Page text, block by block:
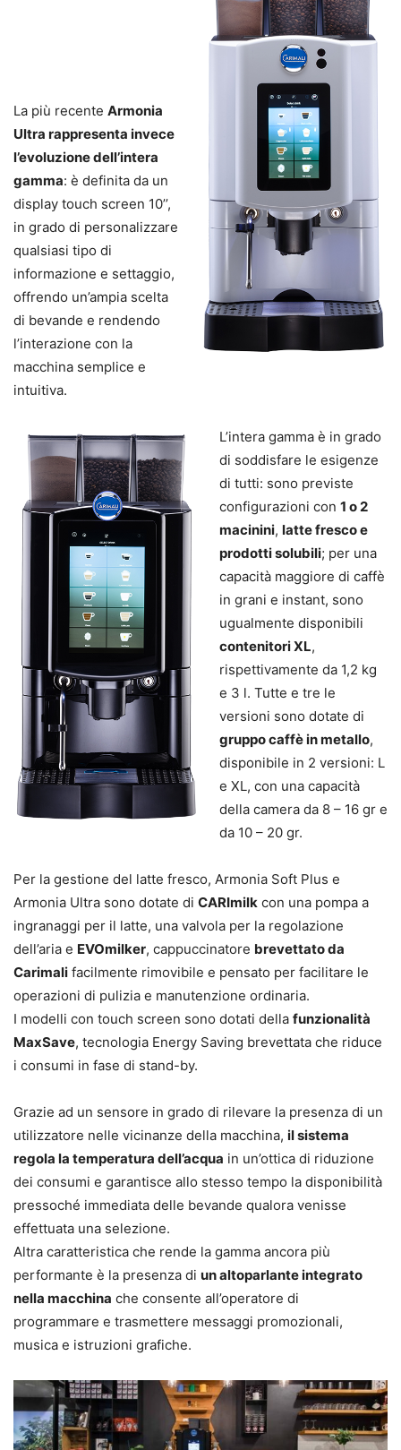
La più recente Armonia
Ultra rappresenta invece
l’evoluzione dell’intera
gamma: è definita da un
display touch screen 10’’,
in grado di personalizzare
qualsiasi tipo di
informazione e settaggio,
offrendo un’ampia scelta
di bevande e rendendo
l’interazione con la
macchina semplice e
intuitiva.
L’intera gamma è in grado
di soddisfare le esigenze
di tutti: sono previste
configurazioni con 1 o 2
macinini, latte fresco e
prodotti solubili; per una
capacità maggiore di caffè
in grani e instant, sono
ugualmente disponibili
contenitori XL,
rispettivamente da 1,2 kg
e 3 l. Tutte e tre le
versioni sono dotate di
gruppo caffè in metallo,
disponibile in 2 versioni: L
e XL, con una capacità
della camera da 8 – 16 gr e
da 10 – 20 gr.
Per la gestione del latte fresco, Armonia Soft Plus e
Armonia Ultra sono dotate di CARImilk con una pompa a
ingranaggi per il latte, una valvola per la regolazione
dell’aria e EVOmilker, cappuccinatore brevettato da
Carimali facilmente rimovibile e pensato per facilitare le
operazioni di pulizia e manutenzione ordinaria.
I modelli con touch screen sono dotati della funzionalità
MaxSave, tecnologia Energy Saving brevettata che riduce
i consumi in fase di stand-by.
Grazie ad un sensore in grado di rilevare la presenza di un
utilizzatore nelle vicinanze della macchina, il sistema
regola la temperatura dell’acqua in un’ottica di riduzione
dei consumi e garantisce allo stesso tempo la disponibilità
pressoché immediata delle bevande qualora venisse
effettuata una selezione.
Altra caratteristica che rende la gamma ancora più
performante è la presenza di un altoparlante integrato
nella macchina che consente all’operatore di
programmare e trasmettere messaggi promozionali,
musica e istruzioni grafiche.